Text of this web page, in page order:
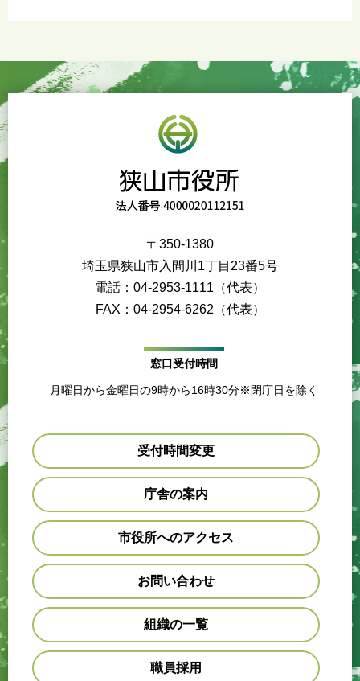
〒350-1380
埼玉県狭山市入間川1丁目23番5号
電話：04-2953-1111（代表）
FAX：04-2954-6262（代表）
窓口受付時間
月曜日から金曜日の9時から16時30分※閉庁日を除く
受付時間変更
庁舎の案内
市役所へのアクセス
お問い合わせ
組織の一覧
職員採用